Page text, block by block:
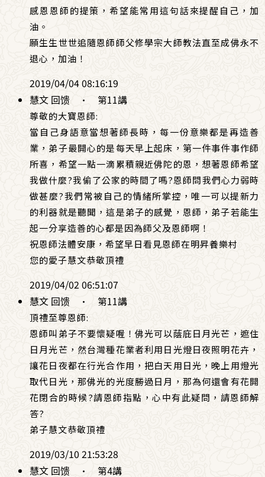
感恩恩師的提策，希望能常用這句話來提醒自己，加
油。
願生生世世追隨恩師師父修學宗大師教法直至成佛永不
退心，加油！
2019/04/04 08:16:19
慧文 回馈
· 第11講
尊敬的大寶恩師:
當自己身語意當想著師長時，每一份意樂都是再造善
業，弟子最開心的是每天早上起床，第一件事件事作師
所喜，希望一點一滴累積親近佛陀的恩，想著恩師希望
我做什麼?我偷了公家的時間了嗎?恩師問我們心力弱時
做甚麼?我們常被自己的情緒所掌控，唯一可以提新力
的利器就是聽聞，這是弟子的感覺，恩師，弟子若能生
起一分享造善的心都是因為師父及恩師啊！
祝恩師法體安康，希望早日看見恩師在明昇養樂村
您的愛子慧文恭敬頂禮
2019/04/02 06:51:07
慧文 回馈
· 第11講
頂禮至尊恩師:
恩師叫弟子不要懷疑喔！佛光可以蔭庇日月光芒，遮住
日月光芒，然台灣種花業者利用日光燈日夜照明花卉，
讓花日夜都在行光合作用，把白天用日光，晚上用燈光
取代日光，那佛光的光度勝過日月，那為何還會有花開
花閉合的時候?請恩師指點，心中有此疑問，請恩師解
答?
弟子慧文恭敬頂禮
2019/03/10 21:53:28
慧文 回馈
· 第4講